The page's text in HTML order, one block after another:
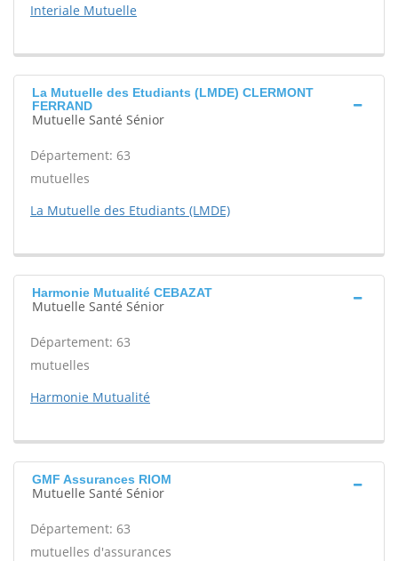
Interiale Mutuelle
La Mutuelle des Etudiants (LMDE) CLERMONT
FERRAND
Mutuelle Santé Sénior
Département: 63
mutuelles
La Mutuelle des Etudiants (LMDE)
Harmonie Mutualité CEBAZAT
Mutuelle Santé Sénior
Département: 63
mutuelles
Harmonie Mutualité
GMF Assurances RIOM
Mutuelle Santé Sénior
Département: 63
mutuelles d'assurances